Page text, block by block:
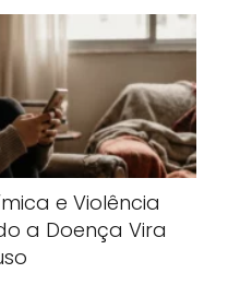
e Violência
a Doença Vira